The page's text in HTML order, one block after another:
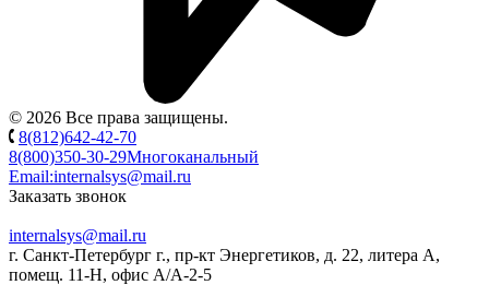
© 2026 Все права защищены.
8(812)642-42-70
8(800)350-30-29Многоканальный
Email:internalsys@mail.ru
Заказать звонок
internalsys@mail.ru
г. Санкт-Петербург г., пр-кт Энергетиков, д. 22, литера А,
помещ. 11-Н, офис А/А-2-5